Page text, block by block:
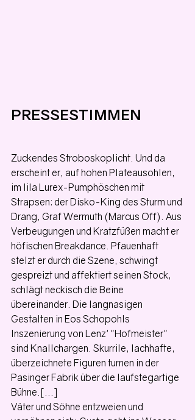
PRESSESTIMMEN
Zuckendes Stroboskoplicht. Und da
erscheint er, auf hohen Plateausohlen,
im lila Lurex-Pumphöschen mit
Strapsen: der Disko-King des Sturm und
Drang, Graf Wermuth (Marcus Off). Aus
Verbeugungen und Kratzfüßen macht er
höfischen Breakdance. Pfauenhaft
stelzt er durch die Szene, schwingt
gespreizt und affektiert seinen Stock,
schlägt neckisch die Beine
übereinander. Die langnasigen
Gestalten in Eos Schopohls
Inszenierung von Lenz' "Hofmeister"
sind Knallchargen. Skurrile, lachhafte,
überzeichnete Figuren turnen in der
Pasinger Fabrik über die laufstegartige
Bühne.[...]
Väter und Söhne entzweien und